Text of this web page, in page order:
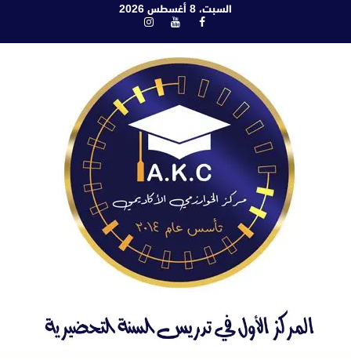
السبت، 8 أغسطس 2026
فيسبوكيوتيوبانستغرام